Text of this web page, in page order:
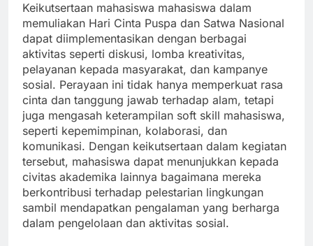
Keikutsertaan mahasiswa mahasiswa dalam
memuliakan Hari Cinta Puspa dan Satwa Nasional
dapat diimplementasikan dengan berbagai
aktivitas seperti diskusi, lomba kreativitas,
pelayanan kepada masyarakat, dan kampanye
sosial. Perayaan ini tidak hanya memperkuat rasa
cinta dan tanggung jawab terhadap alam, tetapi
juga mengasah keterampilan soft skill mahasiswa,
seperti kepemimpinan, kolaborasi, dan
komunikasi. Dengan keikutsertaan dalam kegiatan
tersebut, mahasiswa dapat menunjukkan kepada
civitas akademika lainnya bagaimana mereka
berkontribusi terhadap pelestarian lingkungan
sambil mendapatkan pengalaman yang berharga
dalam pengelolaan dan aktivitas sosial.